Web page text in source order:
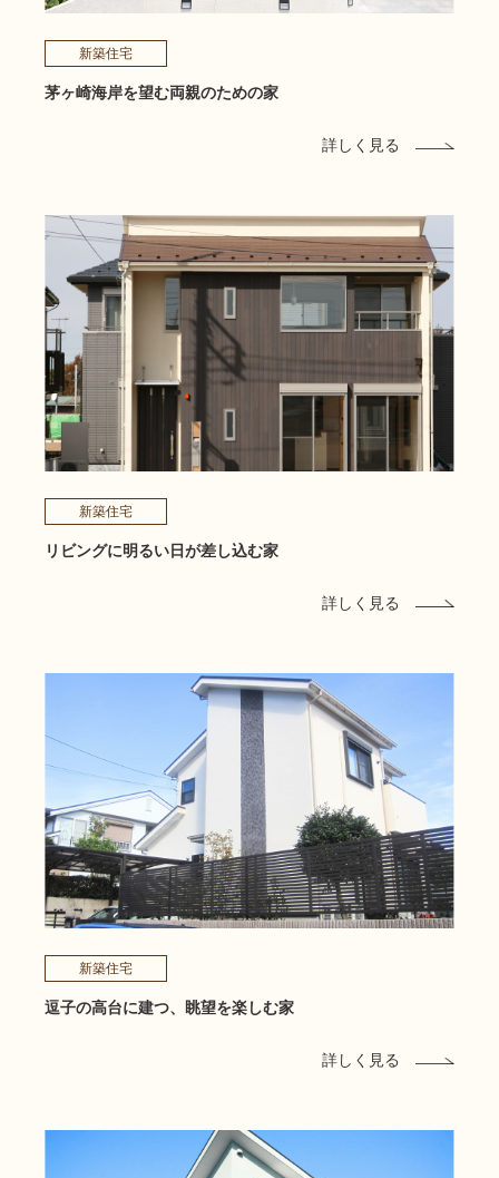
新築住宅
茅ヶ崎海岸を望む両親のための家
詳しく見る
新築住宅
リビングに明るい日が差し込む家
詳しく見る
新築住宅
逗子の高台に建つ、眺望を楽しむ家
詳しく見る